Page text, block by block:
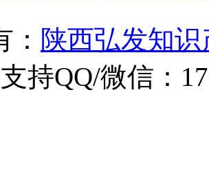
陕西弘发知
持QQ/微信：